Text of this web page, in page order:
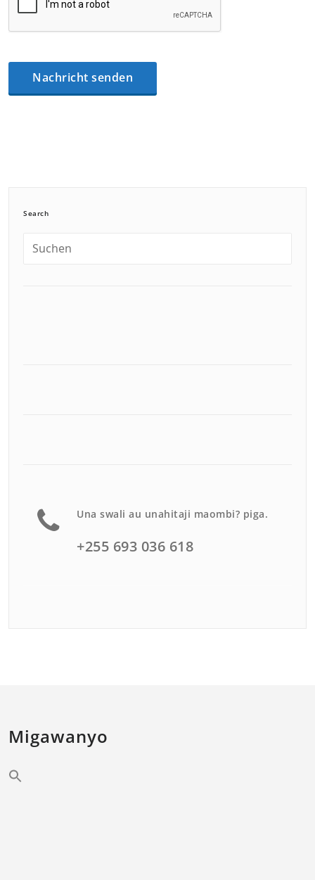
Search
Una swali au unahitaji maombi? piga.
+255 693 036 618
Migawanyo